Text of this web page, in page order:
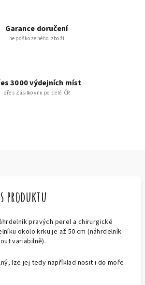
Garance doručení
nepoškozeného zboží
3000 výdejních míst
přes Zásilkovnu po celé ČR
produktu
pravých perel a chirurgické
okolo krku je až 50 cm (náhrdelník
variabilně).
lze jej tedy například nosit i do moře